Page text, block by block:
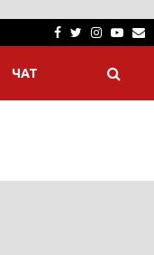
Facebook
Twitter
ЧАТ